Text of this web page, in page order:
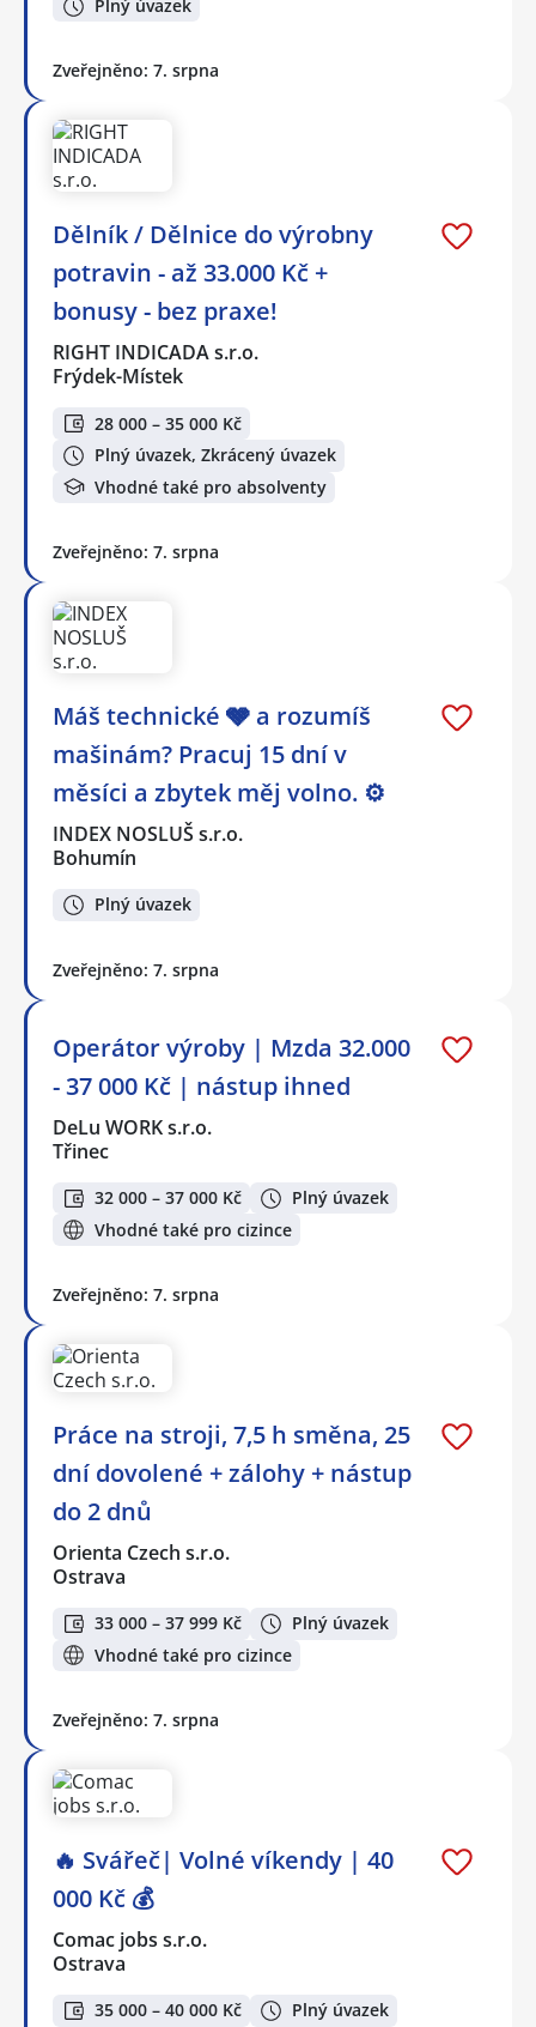
Plný úvazek
Zveřejněno: 7. srpna
Dělník / Dělnice do výrobny
potravin - až 33.000 Kč +
bonusy - bez praxe!
RIGHT INDICADA s.r.o.
Frýdek-Místek
28 000 – 35 000 Kč
Plný úvazek, Zkrácený úvazek
Vhodné také pro absolventy
Zveřejněno: 7. srpna
Máš technické 🩶 a rozumíš
mašinám? Pracuj 15 dní v
měsíci a zbytek měj volno. ⚙
INDEX NOSLUŠ s.r.o.
Bohumín
Plný úvazek
Zveřejněno: 7. srpna
Operátor výroby | Mzda 32.000
- 37 000 Kč | nástup ihned
DeLu WORK s.r.o.
Třinec
32 000 – 37 000 Kč
Plný úvazek
Vhodné také pro cizince
Zveřejněno: 7. srpna
Práce na stroji, 7,5 h směna, 25
dní dovolené + zálohy + nástup
do 2 dnů
Orienta Czech s.r.o.
Ostrava
33 000 – 37 999 Kč
Plný úvazek
Vhodné také pro cizince
Zveřejněno: 7. srpna
🔥 Svářeč| Volné víkendy | 40
000 Kč 💰
Comac jobs s.r.o.
Ostrava
35 000 – 40 000 Kč Plný úvazek